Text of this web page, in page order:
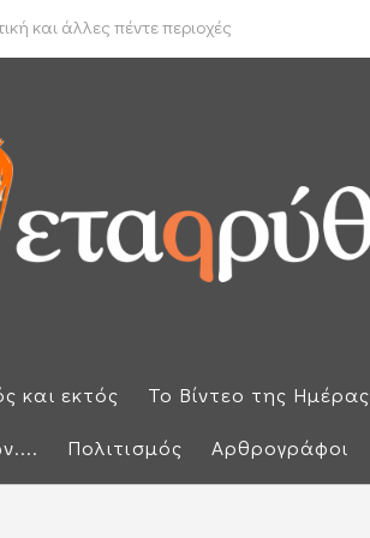
και άλλες πέντε περιοχές
Στενά του Ορμούζ
και εκτός Το Βίντεο της Ημέρας
Πολιτισμός Αρθρογράφοι